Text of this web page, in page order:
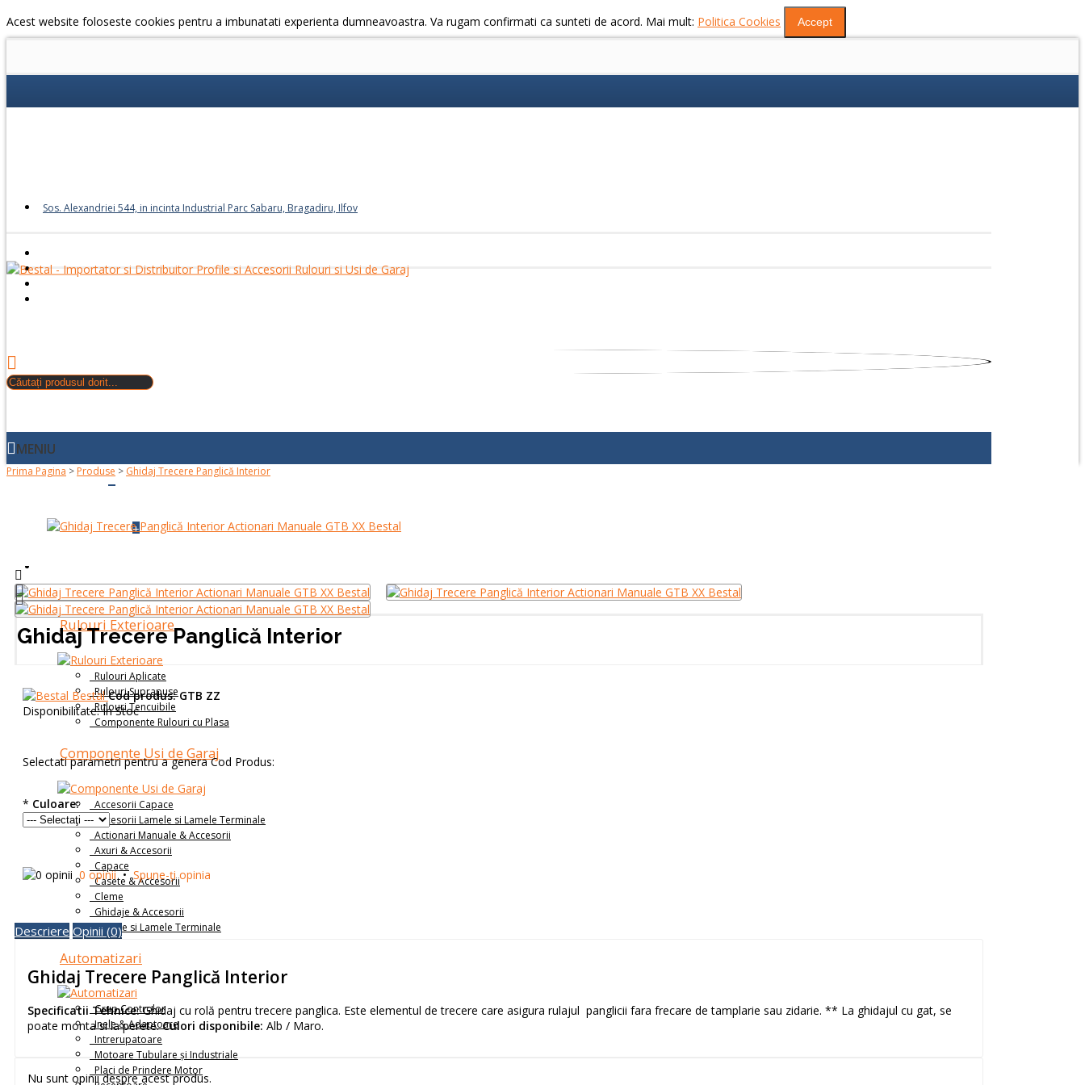
Acest website foloseste cookies pentru a imbunatati experienta dumneavoastra. Va rugam confirmati ca sunteti de acord. Mai mult: Politica Cookies Accept
Sos. Alexandriei 544, in incinta Industrial Parc Sabaru, Bragadiru, Ilfov
MENIU
DESPRE NOI +
Rulouri Exterioare
Rulouri Aplicate
Rulouri Suprapuse
Rulouri Tencuibile
Componente Rulouri cu Plasa
Componente Usi de Garaj
Accesorii Capace
Accesorii Lamele si Lamele Terminale
Actionari Manuale & Accesorii
Axuri & Accesorii
Capace
Casete & Accesorii
Cleme
Ghidaje & Accesorii
Lamele si Lamele Terminale
Automatizari
Grup Controlor
Inele & Adaptoare
Intrerupatoare
Motoare Tubulare și Industriale
Placi de Prindere Motor
Prima Pagina > Produse > Ghidaj Trecere Panglică Interior
Ghidaj Trecere Panglică Interior
BestalCod produs: GTB ZZ
Disponibilitate: În Stoc
Selectati parametri pentru a genera Cod Produs:
* Culoare:
0 opinii•Spune-ţi opinia
Descriere Opinii (0)
Ghidaj Trecere Panglică Interior
Specificatii Tehnice:Ghidaj cu rolă pentru trecere panglica. Este elementul de trecere care asigura rulajul panglicii fara frecare de tamplarie sau zidarie. ** La ghidajul cu gat, se
poate monta si la perete.Culori disponibile: Alb / Maro.
Nu sunt opinii despre acest produs.